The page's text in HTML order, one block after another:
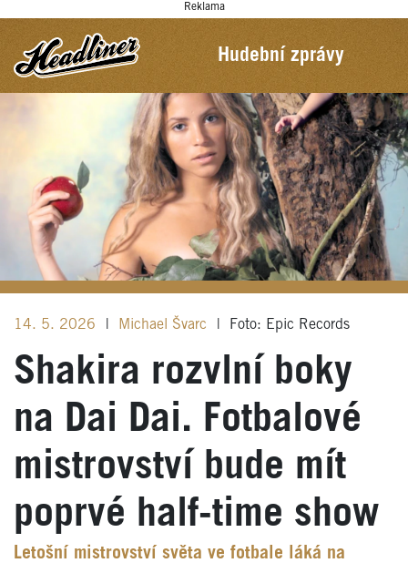
Reklama
Hudební zprávy
14. 5. 2026 Michael Švarc Foto: Epic Records
Shakira rozvlní boky
na Dai Dai. Fotbalové
mistrovství bude mít
poprvé half-time show
Letošní mistrovství světa ve fotbale láká na